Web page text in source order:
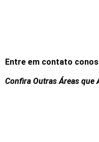
Entre em contato
Confira Outras Áreas que